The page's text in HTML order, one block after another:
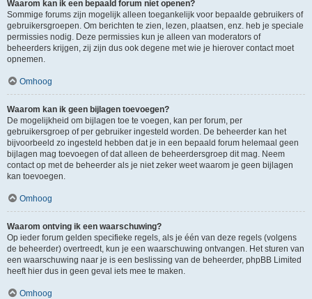
Waarom kan ik een bepaald forum niet openen?
Sommige forums zijn mogelijk alleen toegankelijk voor bepaalde gebruikers of
gebruikersgroepen. Om berichten te zien, lezen, plaatsen, enz. heb je speciale
permissies nodig. Deze permissies kun je alleen van moderators of
beheerders krijgen, zij zijn dus ook degene met wie je hierover contact moet
opnemen.
Omhoog
Waarom kan ik geen bijlagen toevoegen?
De mogelijkheid om bijlagen toe te voegen, kan per forum, per
gebruikersgroep of per gebruiker ingesteld worden. De beheerder kan het
bijvoorbeeld zo ingesteld hebben dat je in een bepaald forum helemaal geen
bijlagen mag toevoegen of dat alleen de beheerdersgroep dit mag. Neem
contact op met de beheerder als je niet zeker weet waarom je geen bijlagen
kan toevoegen.
Omhoog
Waarom ontving ik een waarschuwing?
Op ieder forum gelden specifieke regels, als je één van deze regels (volgens
de beheerder) overtreedt, kun je een waarschuwing ontvangen. Het sturen van
een waarschuwing naar je is een beslissing van de beheerder, phpBB Limited
heeft hier dus in geen geval iets mee te maken.
Omhoog